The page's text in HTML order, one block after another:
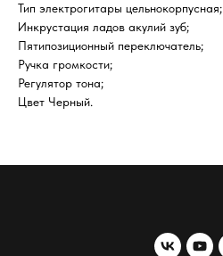
Тип электрогитары цельнокорпусная;
Инкрустация ладов акулий зуб;
Пятипозиционный переключатель;
Ручка громкости;
Регулятор тона;
Цвет Черный.